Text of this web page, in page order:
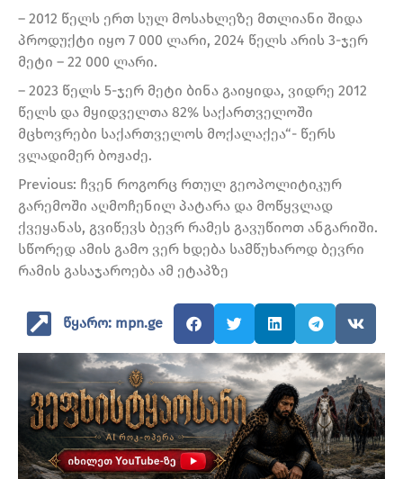
– 2012 წელს ერთ სულ მოსახლეზე მთლიანი შიდა
პროდუქტი იყო 7 000 ლარი, 2024 წელს არის 3-ჯერ
მეტი – 22 000 ლარი.
– 2023 წელს 5-ჯერ მეტი ბინა გაიყიდა, ვიდრე 2012
წელს და მყიდველთა 82% საქართველოში
მცხოვრები საქართველოს მოქალაქეა“- წერს
ვლადიმერ ბოჟაძე.
Previous: ჩვენ როგორც რთულ გეოპოლიტიკურ
გარემოში აღმოჩენილ პატარა და მოწყვლად
ქვეყანას, გვიწევს ბევრ რამეს გავუწიოთ ანგარიში.
სწორედ ამის გამო ვერ ხდება სამწუხაროდ ბევრი
რამის გასაჯაროება ამ ეტაპზე
წყარო: mpn.ge